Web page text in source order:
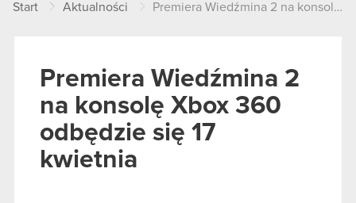
Start Aktualności Premiera Wiedźmina 2 na konsolę Xbox 360 odbędzie się 17 kwietnia
Premiera Wiedźmina 2
na konsolę Xbox 360
odbędzie się 17
kwietnia